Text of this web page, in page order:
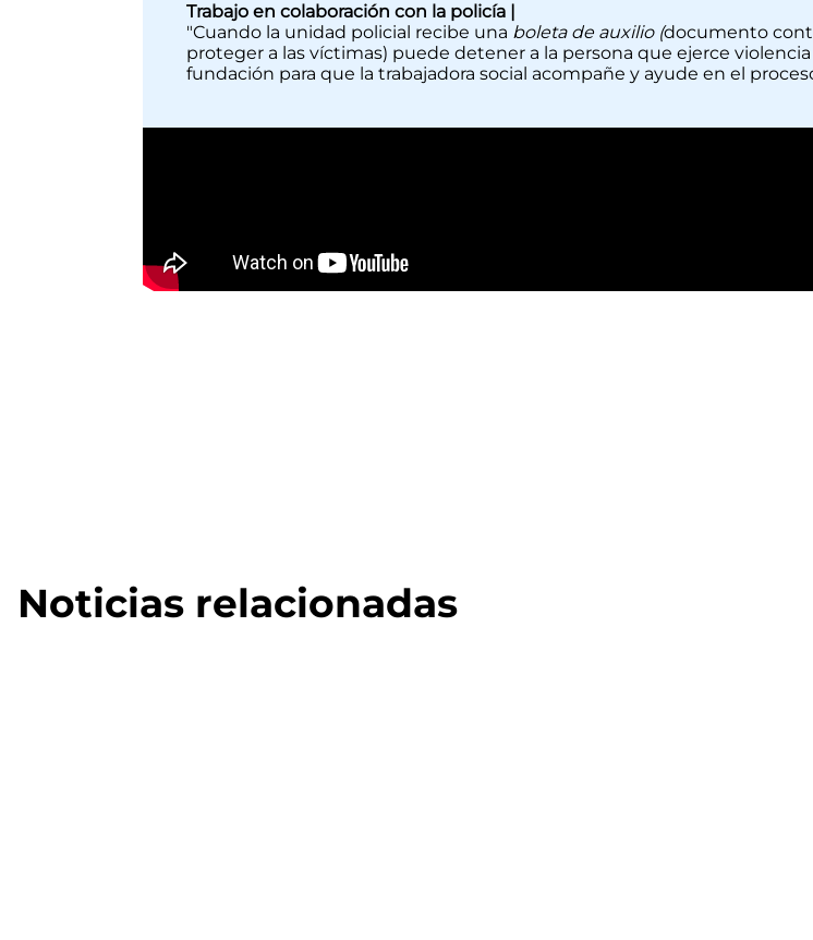
Trabajo en colaboración con la policía |
"Cuando la unidad policial recibe una boleta de auxilio (documento
proteger a las víctimas) puede detener a la persona que ejerce
fundación para que la trabajadora social acompañe y ayude en el
Noticias relacionadas